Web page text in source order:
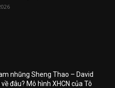
nhũng Sheng Thao – David
về đâu? Mô hình XHCN của Tô